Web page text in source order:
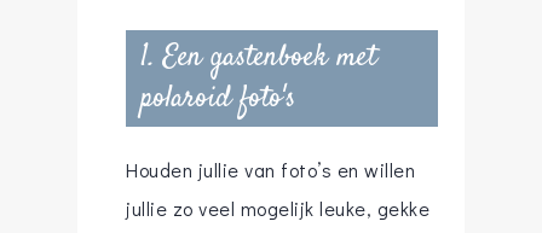
1. Een gastenboek met
polaroid foto's
Houden jullie van foto’s en willen
jullie zo veel mogelijk leuke, gekke